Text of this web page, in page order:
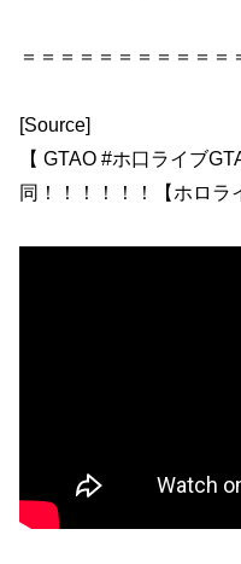
＝＝＝＝＝＝＝＝＝＝＝
[Source]
【 GTAO #ホ口ライブ
同！！！！！！【ホロラ